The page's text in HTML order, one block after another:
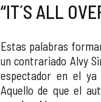
“IT´S ALL
Estas palabras
un contrariado Alvy
espectador en el ya
Aquello de que el